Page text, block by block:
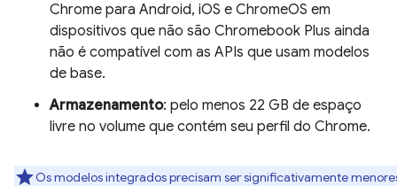
Chrome para Android, iOS e ChromeOS em
dispositivos que não são Chromebook Plus ainda
não é compatível com as APIs que usam modelos
de base.
Armazenamento: pelo menos 22 GB de espaço
livre no volume que contém seu perfil do Chrome.
Os modelos integrados precisam ser significativamente